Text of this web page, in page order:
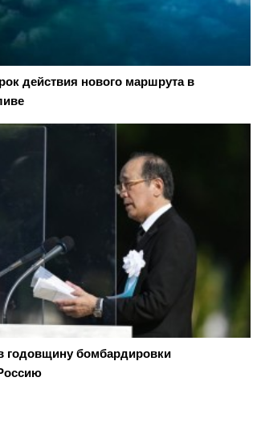
действия нового маршрута в
бомбардировки